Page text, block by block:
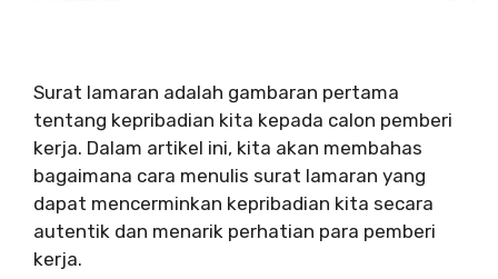
Surat lamaran adalah gambaran pertama
tentang kepribadian kita kepada calon pemberi
kerja. Dalam artikel ini, kita akan membahas
bagaimana cara menulis surat lamaran yang
dapat mencerminkan kepribadian kita secara
autentik dan menarik perhatian para pemberi
kerja.